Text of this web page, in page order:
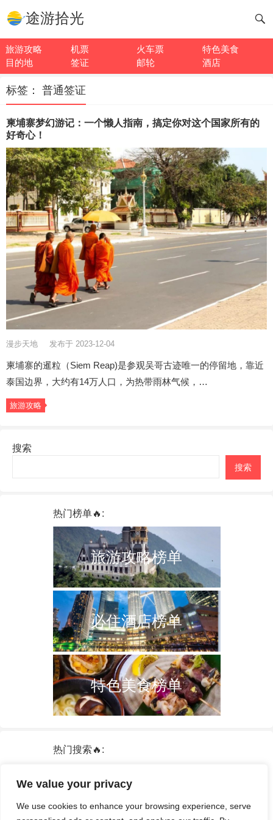
We value your privacy
We use cookies to enhance your browsing experience, serve
途游拾光
旅游攻略 机票 火车票
特色美食
目的地
签证 邮轮 酒店
标签： 普通签证
柬埔寨梦幻游记：一个懒人指南，搞定你对这个国家所有的
好奇心！
漫步天地 发布于 2023-12-04
柬埔寨的暹粒（Siem Reap)是参观吴哥古迹唯一的停留地，靠近
泰国边界，大约有14万人口，为热带雨林气候，…
旅游攻略
搜索
搜索
热门榜单🔥:
旅游攻略榜单
必住酒店榜单
特色美食榜单
热门搜索🔥:
泰国
中国 火车票
签证
酒店